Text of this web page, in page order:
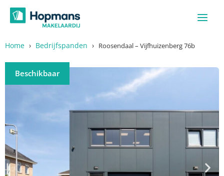
naar
inhoud
Home › Bedrijfspanden › Roosendaal – Vijfhuizenberg 76b
Beschikbaar